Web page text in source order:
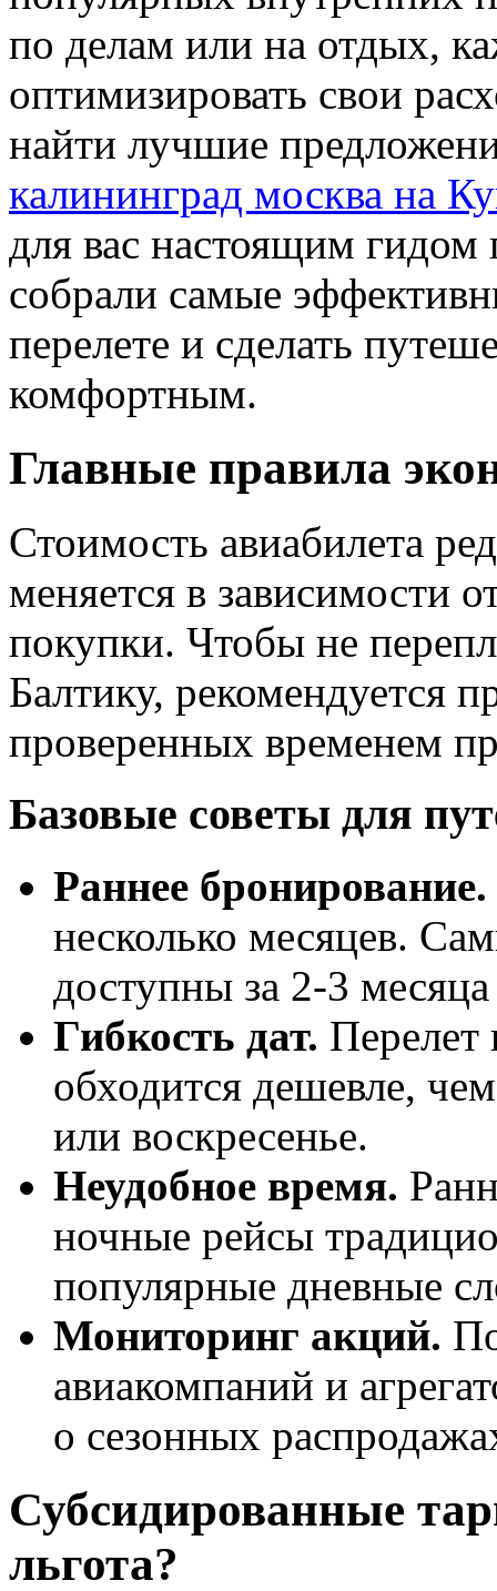
по делам или на отдых,
оптимизировать свои
найти лучшие
калининград москва на
для вас настоящим
собрали самые
перелете и сделать
комфортным.
Главные правила
Стоимость авиабилета
меняется в зависимости
покупки. Чтобы не
Балтику, рекомендуется
проверенных временем
Базовые советы для
Раннее бронирование.
несколько месяцев.
доступны за 2-3
Гибкость дат. Перелет
обходится дешевле,
или воскресенье.
Неудобное время.
ночные рейсы
популярные дневные
Мониторинг акций.
авиакомпаний и
о сезонных
Субсидированные
льгота?